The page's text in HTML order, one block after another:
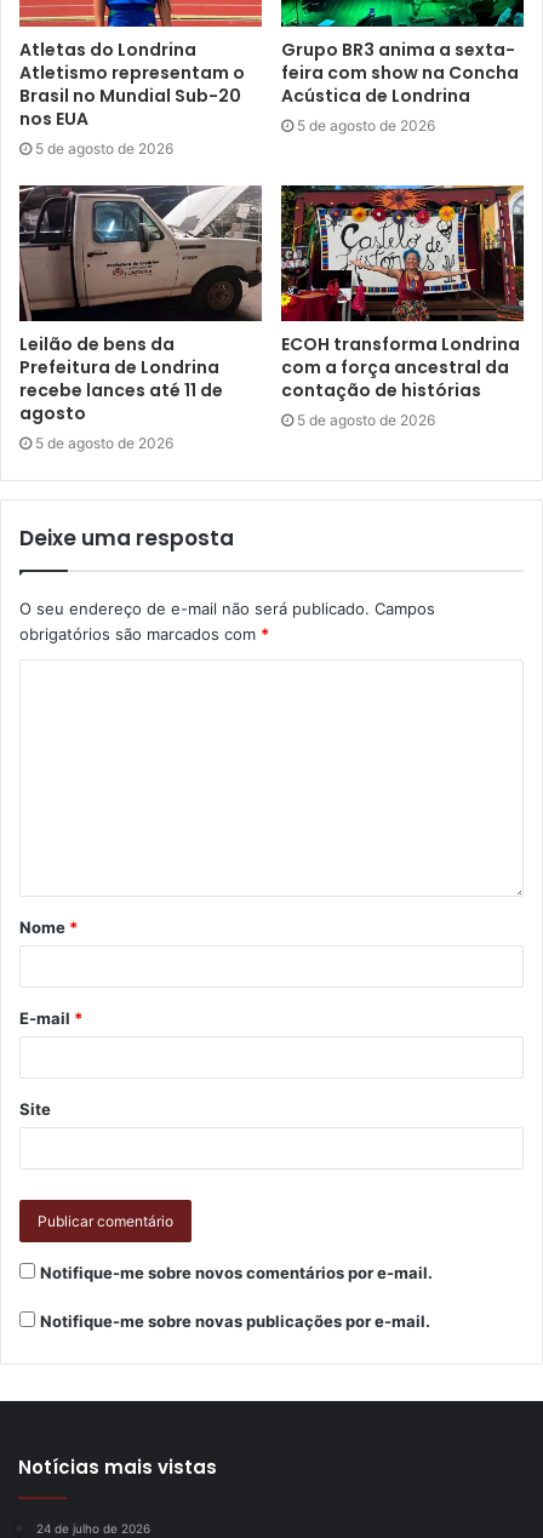
Atletas do Londrina
Atletismo representam o
Brasil no Mundial Sub-20
nos EUA
5 de agosto de 2026
Grupo BR3 anima a sexta-
feira com show na Concha
Acústica de Londrina
5 de agosto de 2026
Leilão de bens da
Prefeitura de Londrina
recebe lances até 11 de
agosto
5 de agosto de 2026
ECOH transforma Londrina
com a força ancestral da
contação de histórias
5 de agosto de 2026
Deixe uma resposta
O seu endereço de e-mail não será publicado. Campos
obrigatórios são marcados com *
Nome *
E-mail *
Site
Notifique-me sobre novos comentários por e-mail.
Notifique-me sobre novas publicações por e-mail.
Notícias mais vistas
24 de julho de 2026